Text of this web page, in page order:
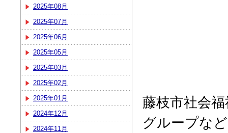
2025年08月
2025年07月
2025年06月
2025年05月
2025年03月
2025年02月
2025年01月
2024年12月
2024年11月
藤枝市社会
グループな